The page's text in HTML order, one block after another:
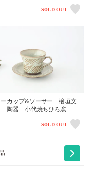
SOLD OUT
ーカップ&ソーサー 檜垣文
器 小代焼ちひろ窯
SOLD OUT